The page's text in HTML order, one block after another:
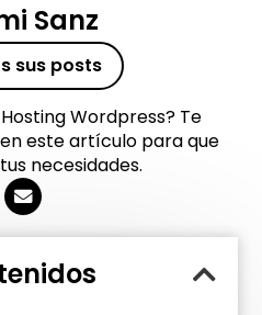
Sanz
sus posts
Wordpress? Te
este artículo para que
necesidades.